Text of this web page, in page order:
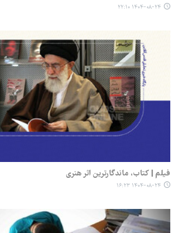
۱۴۰۴-۰۸-۲۴ ۲۲:۱۰
فیلم | کتاب، ماندگارترین اثر هنری
۱۴۰۴-۰۸-۲۴ ۱۶:۲۳